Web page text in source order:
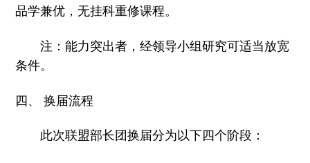
品学兼优，无挂科重修课程。
注：能力突出者，经领导小组研究可适当放宽
条件。
四、 换届流程
此次联盟部长团换届分为以下四个阶段：